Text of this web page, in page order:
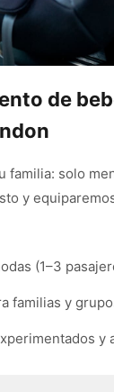
de
familia: solo
y
(1–3
familias y
y